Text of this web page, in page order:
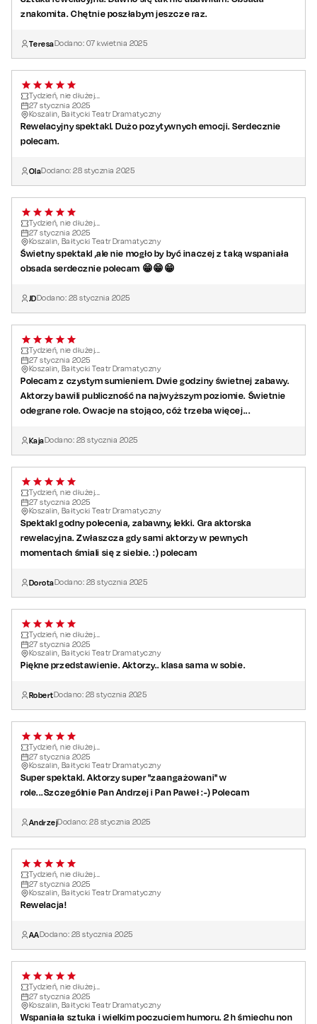
znakomita. Chętnie poszłabym jeszcze raz.
TeresaDodano: 07 kwietnia 2025
Tydzień, nie dłużej...
27 stycznia 2025
Koszalin, Bałtycki Teatr Dramatyczny
Rewelacyjny spektakl. Dużo pozytywnych emocji. Serdecznie
polecam.
OlaDodano:28 stycznia 2025
Tydzień, nie dłużej...
27 stycznia 2025
Koszalin, Bałtycki Teatr Dramatyczny
Świetny spektakl ,ale nie mogło by być inaczej z taką wspaniała
obsada serdecznie polecam 😁😁😁
JDDodano: 28 stycznia 2025
Tydzień, nie dłużej...
27 stycznia 2025
Koszalin, Bałtycki Teatr Dramatyczny
Polecam z czystym sumieniem. Dwie godziny świetnej zabawy.
Aktorzy bawili publiczność na najwyższym poziomie. Świetnie
odegrane role. Owacje na stojąco, cóż trzeba więcej...
KajaDodano: 28 stycznia 2025
Tydzień, nie dłużej...
27 stycznia 2025
Koszalin, Bałtycki Teatr Dramatyczny
Spektakl godny polecenia, zabawny, lekki. Gra aktorska
rewelacyjna. Zwłaszcza gdy sami aktorzy w pewnych
momentach śmiali się z siebie. :) polecam
DorotaDodano: 28 stycznia 2025
Tydzień, nie dłużej...
27 stycznia 2025
Koszalin, Bałtycki Teatr Dramatyczny
Piękne przedstawienie. Aktorzy.. klasa sama w sobie.
RobertDodano: 28 stycznia 2025
Tydzień, nie dłużej...
27 stycznia 2025
Koszalin, Bałtycki Teatr Dramatyczny
Super spektakl. Aktorzy super "zaangażowani" w
role...Szczególnie Pan Andrzej i Pan Paweł :-) Polecam
AndrzejDodano:28 stycznia 2025
Tydzień, nie dłużej...
27 stycznia 2025
Koszalin, Bałtycki Teatr Dramatyczny
Rewelacja!
AADodano: 28 stycznia 2025
Tydzień, nie dłużej...
27 stycznia 2025
Koszalin, Bałtycki Teatr Dramatyczny
Wspaniała sztuka i wielkim poczuciem humoru. 2 h śmiechu non